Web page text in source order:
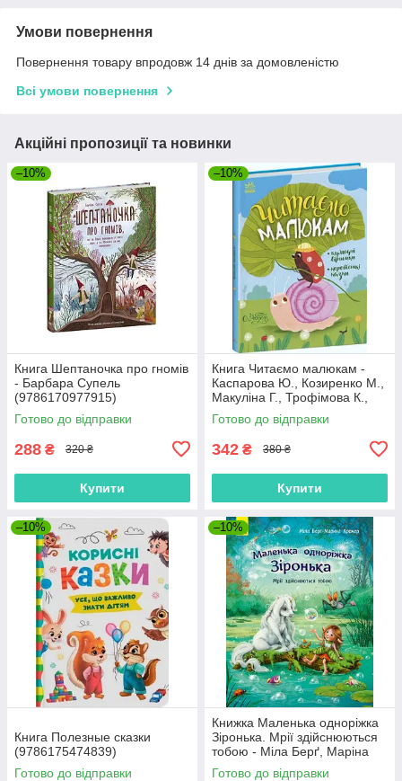
Умови повернення
Повернення товару впродовж 14 днів за домовленістю
Всі умови повернення
Акційні пропозиції та новинки
–10%
Книга Шептаночка про гномів
- Барбара Супель
(9786170977915)
Готово до відправки
288 ₴ 320 ₴
Купити
–10%
Книга Читаємо малюкам -
Каспарова Ю., Козиренко М.,
Макуліна Г., Трофімова К.,
Юліта Ран (9786170976888)
Готово до відправки
342 ₴ 380 ₴
Купити
–10%
Книга Полезные сказки
(9786175474839)
Готово до відправки
–10%
Книжка Маленька одноріжка
Зіронька. Мрії здійснюються
тобою - Міла Берґ, Маріна
Кремер (9786170959324)
Готово до відправки